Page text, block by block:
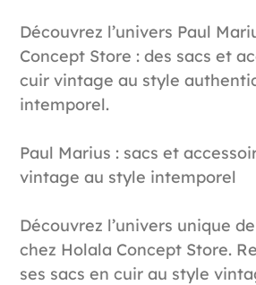
Découvrez l’univers Paul
Concept Store : des sacs et
cuir vintage au style
intemporel.
Paul Marius : sacs et
vintage au style intemporel
Découvrez l’univers unique
chez Holala Concept Store.
ses sacs en cuir au style